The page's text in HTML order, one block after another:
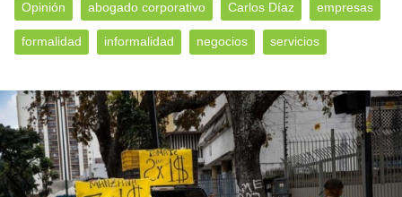
Opinión abogado corporativo Carlos Díaz empresas
formalidad informalidad negocios servicios